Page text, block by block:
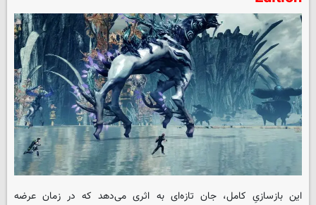
این بازسازیِ کامل، جان تازه‌ای به اثری می‌دهد که در زمان عرضه